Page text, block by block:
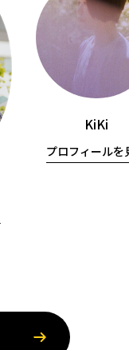
KiKi
プロフィールを